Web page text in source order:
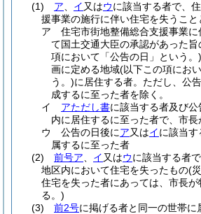
(1)
ア イ 又はウに該当する者で、
援事業の施行に伴い住宅を失うこと
ア
住宅市街地整備総合支援事業
て国土交通大臣の承認があった旨
項において「公告の日」という。)
画に定める地域(以下この項にお
う。)に居住する者。 ただし、公
成するに至った者を除く。
イ
アただし書に該当する者及び
内に居住するに至った者で、市
ウ
公告の日後にア又はイに該当す
属するに至った者
(2)
前号ア イ 又はウに該当する者
地区内において住宅を失ったもの(
住宅を失った者にあっては、市長
る。)
(3)
前2号に掲げる者と同一の世帯に